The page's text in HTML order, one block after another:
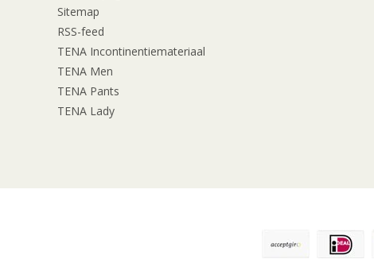
Sitemap
RSS-feed
TENA Incontinentiemateriaal
TENA Men
TENA Pants
TENA Lady